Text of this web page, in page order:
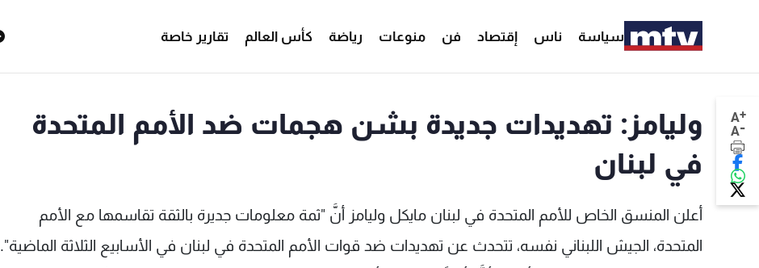
سياسة ناس إقتصاد فن منوعات رياضة كأس العالم تقارير خاصة
A+
A-
وليامز: تهديدات جديدة بشن هجمات ضد الأمم المتحدة
في لبنان
أعلن المنسق الخاص للأمم المتحدة في لبنان مايكل وليامز أنَّ "ثمة معلومات جديرة بالثقة تقاسمها مع الأمم
المتحدة، الجيش اللبناني نفسه، تتحدث عن تهديدات ضد قوات الأمم المتحدة في لبنان في الأسابيع الثلاثة الماضية".